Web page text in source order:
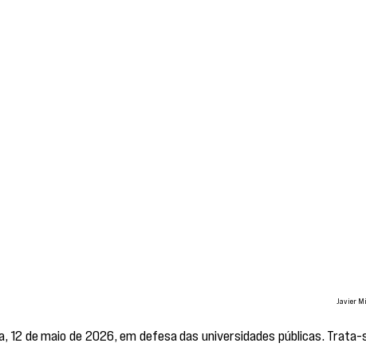
Javier
de maio de 2026, em defesa das universidades públicas. Trata-